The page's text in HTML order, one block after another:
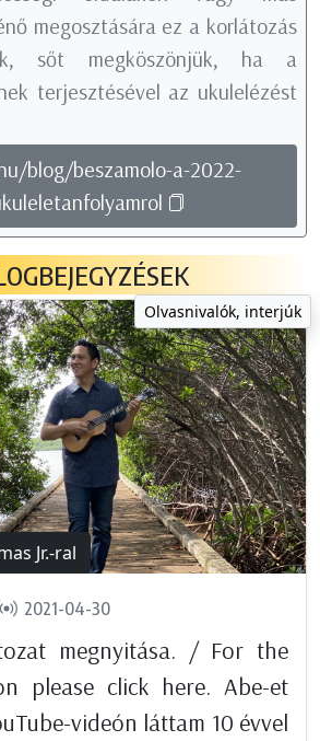
megosztására ez a korlátozás
sőt megköszönjük, ha a
terjesztésével az ukulelézést
blog/beszamolo-a-2022-
Olvasnivalók, interjúk
Jr.-ral
2021-04-30
megnyitása. / For the
please click here. Abe-et
videón láttam 10 évvel